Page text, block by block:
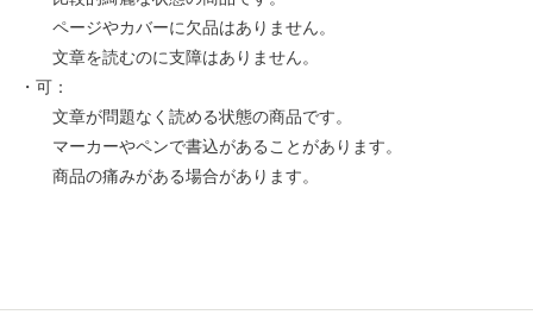
ページやカバーに欠品はありません。
文章を読むのに支障はありません。
・可：
文章が問題なく読める状態の商品です。
マーカーやペンで書込があることがあります。
商品の痛みがある場合があります。